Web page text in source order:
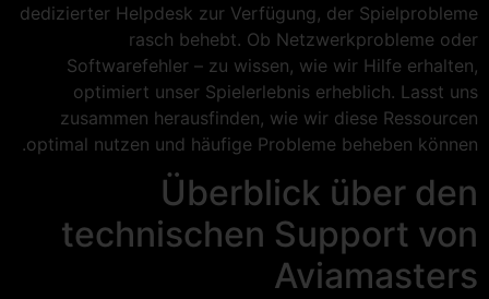
dedizierter Helpdesk zur Verfügung, der Spielprobleme
rasch behebt. Ob Netzwerkprobleme oder
Softwarefehler – zu wissen, wie wir Hilfe erhalten,
optimiert unser Spielerlebnis erheblich. Lasst uns
zusammen herausfinden, wie wir diese Ressourcen
optimal nutzen und häufige Probleme beheben können.
Überblick über den
technischen Support von
Aviamasters